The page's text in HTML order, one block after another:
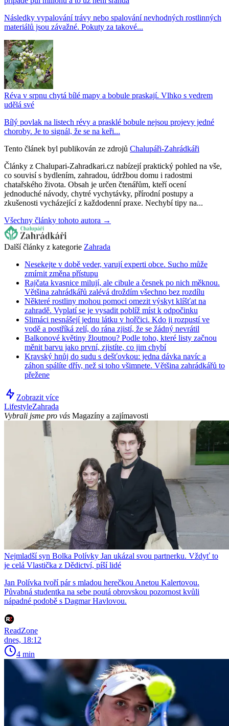
Následky vypalování trávy nebo spalování nevhodných rostlinných
materiálů jsou závažné. Pokuty za takové...
Réva v srpnu chytá bílé mapy a bobule praskají. Vlhko s vedrem
udělá své
Bílý povlak na listech révy a prasklé bobule nejsou projevy jedné
choroby. Je to signál, že se na keři...
Tento článek byl publikován ze zdrojů Chalupáři-Zahrádkáři
Články z Chalupari-Zahradkari.cz nabízejí praktický pohled na vše,
co souvisí s bydlením, zahradou, údržbou domu i radostmi
chatařského života. Obsah je určen čtenářům, kteří ocení
jednoduché návody, chytré vychytávky, přírodní postupy a
zkušenosti vycházející z každodenní praxe. Nechybí tipy na...
Všechny články tohoto autora →
Další články z kategorie Zahrada
Nesekejte v době veder, varují experti obce. Sucho může
zmírnit změna přístupu
Rajčata kvasnice milují, ale cibule a česnek po nich měknou.
Většina zahrádkářů zalévá droždím všechno bez rozdílu
Některé rostliny mohou pomoci omezit výskyt klíšťat na
zahradě. Vyplatí se je vysadit poblíž míst k odpočinku
Slimáci nesnášejí jednu látku v hořčici. Kdo ji rozpustí ve
vodě a postříká zelí, do rána zjistí, že se žádný nevrátil
Balkonové květiny žloutnou? Podle toho, které listy začnou
měnit barvu jako první, zjistíte, co jim chybí
Kravský hnůj do sudu s dešťovkou: jedna dávka navíc a
záhon spálíte dřív, než si toho všimnete. Většina zahrádkářů to
přežene
Zobrazit více
LifestyleZahrada
Vybrali jsme pro vás Magazíny a zajímavosti
Nejmladší syn Bolka Polívky Jan ukázal svou partnerku. Vždyť to
je celá Vlastička z Dědictví, píší lidé
Jan Polívka tvoří pár s mladou herečkou Anetou Kalertovou.
Půvabná studentka na sebe poutá obrovskou pozornost kvůli
nápadné podobě s Dagmar Havlovou.
ReadZone
dnes, 18:12
4 min